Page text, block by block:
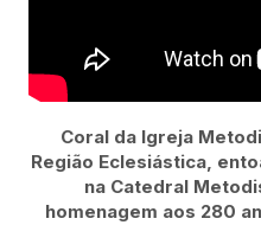
Coral da Igreja
Região Eclesiástica,
na Catedral
homenagem aos 280